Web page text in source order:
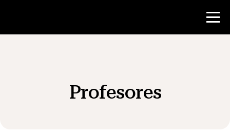
Recursos para maestros
Profesores